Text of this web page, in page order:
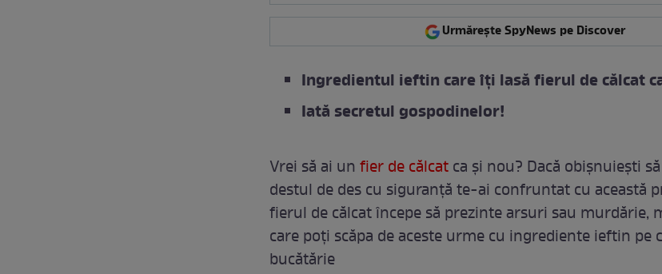
Urmărește SpyNews pe Discover
Ingredientul ieftin care îți lasă fierul de călcat
Iată secretul gospodinelor!
Vrei să ai un fier de călcatca și nou? Dacă obișnuiești
destul de des cu siguranță te-ai confruntat cu această
fierul de călcat începe să prezinte arsuri sau murdărie,
care poți scăpa de aceste urme cu ingrediente ieftin pe
bucătărie